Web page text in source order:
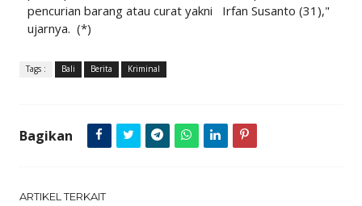
pencurian barang atau curat yakni Irfan Susanto (31),"
ujarnya. (*)
Tags : Bali Berita Kriminal
Bagikan
ARTIKEL TERKAIT